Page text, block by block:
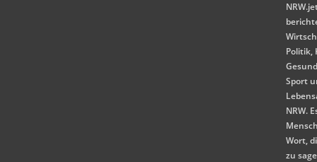
Politik,
Sport
NRW.
Wort,
zu